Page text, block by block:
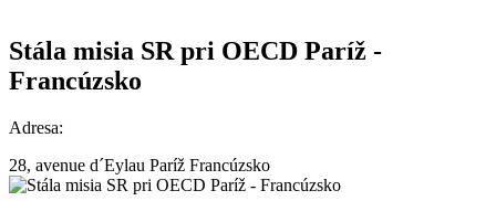
Stála misia SR pri OECD Paríž -
Francúzsko
Adresa:
28, avenue d´Eylau Paríž Francúzsko